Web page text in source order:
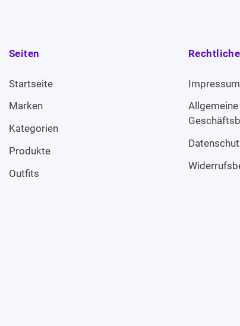
Seiten
Startseite
Marken
Kategorien
Produkte
Outfits
Impressum
Allgemeine